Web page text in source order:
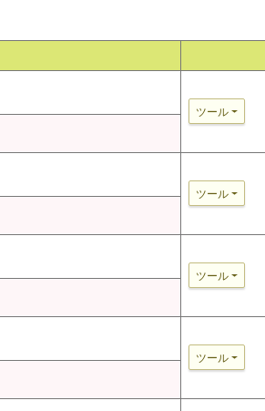
ツール
ツール
ツール
ツール